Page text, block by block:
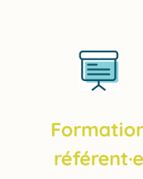
référent·e